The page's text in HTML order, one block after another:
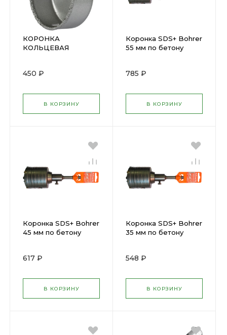
КОРОНКА
КОЛЬЦЕВАЯ
450 ₽
В КОРЗИНУ
Коронка SDS+ Bohrer
55 мм по бетону
(30955000)
785 ₽
В КОРЗИНУ
Коронка SDS+ Bohrer
45 мм по бетону
(30945000)
617 ₽
В КОРЗИНУ
Коронка SDS+ Bohrer
35 мм по бетону
(30935000)
548 ₽
В КОРЗИНУ